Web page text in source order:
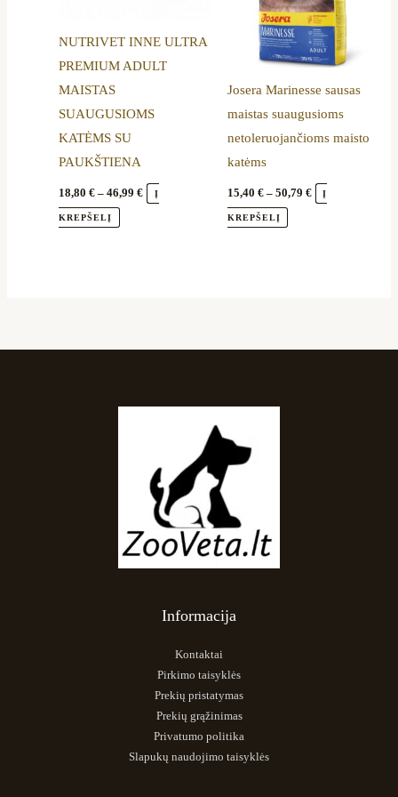
NUTRIVET INNE ULTRA
PREMIUM ADULT
MAISTAS
SUAUGUSIOMS
KATĖMS SU
PAUKŠTIENA
18,80€ – 46,99€ Į
KREPŠELĮ
may
be
on
the
product
page
Josera Marinesse sausas
maistas suaugusioms
netoleruojančioms maisto
katėms
15,40 € – 50,79 € Į
KREPŠELĮ
options
may
chosen
on
the
page
Informacija
Kontaktai
Pirkimo taisyklės
Prekių pristatymas
Prekių grąžinimas
Privatumo politika
Slapukų naudojimo taisyklės